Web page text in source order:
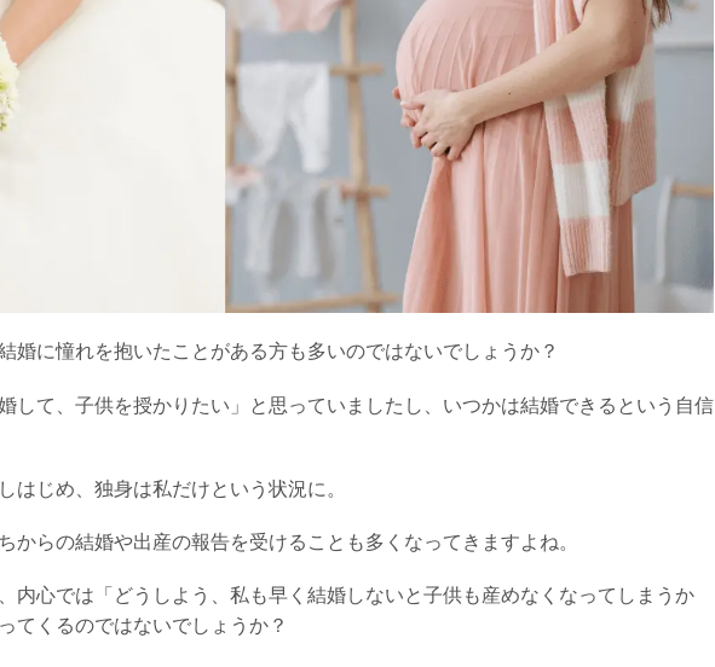
婚に憧れを抱いたことがある方も多いのではないでしょうか？
して、子供を授かりたい」と思っていましたし、いつかは結婚できるという自信
はじめ、独身は私だけという状況に。
からの結婚や出産の報告を受けることも多くなってきますよね。
内心では「どうしよう、私も早く結婚しないと子供も産めなくなってしまうか
てくるのではないでしょうか？